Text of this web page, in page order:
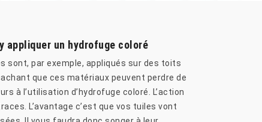
appliquer un hydrofuge coloré
sont, par exemple, appliqués sur des toits
que ces matériaux peuvent perdre de
à l’utilisation d’hydrofuge coloré. L’action
L’avantage c’est que vos tuiles vont